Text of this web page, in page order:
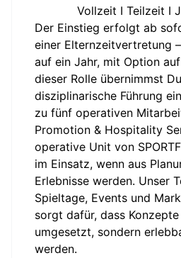
Vollzeit I Teilzeit I
Der Einstieg erfolgt ab
einer Elternzeitvertretung
auf ein Jahr, mit Option
dieser Rolle übernimmst
disziplinarische Führung
zu fünf operativen
Promotion & Hospitality
operative Unit von
im Einsatz, wenn aus
Erlebnisse werden. Unser
Spieltage, Events und
sorgt dafür, dass
umgesetzt, sondern
werden.